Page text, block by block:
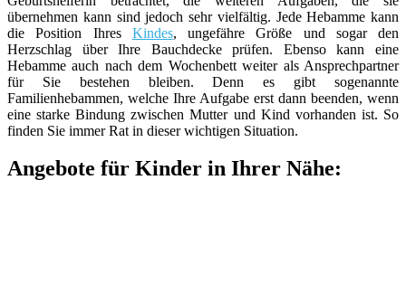
übernehmen kann sind jedoch sehr vielfältig. Jede Hebamme kann
die Position Ihres Kindes, ungefähre Größe und sogar den
Herzschlag über Ihre Bauchdecke prüfen. Ebenso kann eine
Hebamme auch nach dem Wochenbett weiter als Ansprechpartner
für Sie bestehen bleiben. Denn es gibt sogenannte
Familienhebammen, welche Ihre Aufgabe erst dann beenden, wenn
eine starke Bindung zwischen Mutter und Kind vorhanden ist. So
finden Sie immer Rat in dieser wichtigen Situation.
Angebote für Kinder in Ihrer Nähe: